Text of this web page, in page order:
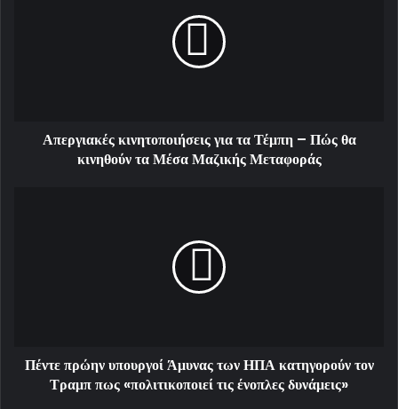
Απεργιακές κινητοποιήσεις για τα Τέμπη – Πώς θα
κινηθούν τα Μέσα Μαζικής Μεταφοράς
Πέντε πρώην υπουργοί Άμυνας των ΗΠΑ κατηγορούν τον
Τραμπ πως «πολιτικοποιεί τις ένοπλες δυνάμεις»